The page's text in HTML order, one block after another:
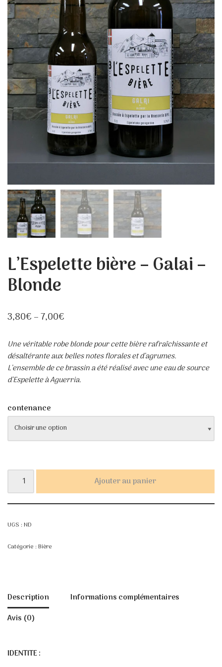
L’Espelette bière – Galai –
Blonde
3,80€–7,00€
Une véritable robe blonde pour cette bière rafraîchissante et
désaltérante aux belles notes florales et d’agrumes.
L’ensemble de ce brassin a été réalisé avec une eau de source
d’Espelette à Aguerria.
contenance
Ajouter au panier
UGS : ND
Catégorie : Bière
Description
Informations complémentaires
Avis (0)
IDENTITE :